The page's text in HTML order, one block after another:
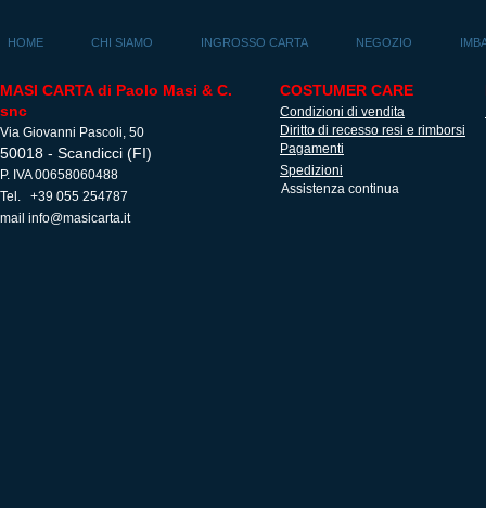
HOME CHI SIAMO INGROSSO CARTA NEGOZIO
MASI CARTA di Paolo Masi & C.
snc
Via Giovanni Pascoli, 50
50018 - Scandicci (FI)
P. IVA 00658060488
Tel. +39 055 254787
mail info@masicarta.it
COSTUMER CARE
Condizioni di vendita
Diritto di recesso resi e rimborsi
Pagamenti
Spedizioni
Assistenza continua